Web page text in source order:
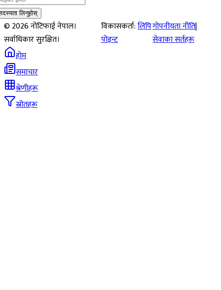
लिनुहोस्
©2026नोटिफाई नेपाल।
सर्वाधिकार सुरक्षित।
विकासकर्ता:लिपि
पोइन्ट
गोपनीयता नीति|
सेवाका सर्तहरू
होम
समाचार
श्रेणीहरू
स्रोतहरू